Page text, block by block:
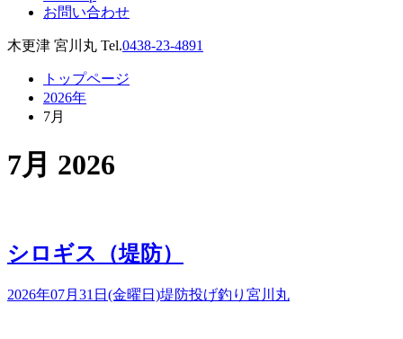
お問い合わせ
木更津 宮川丸 Tel.0438-23-4891
トップページ
2026年
7月
7月 2026
シロギス（堤防）
2026年07月31日(金曜日)堤防投げ釣り 宮川丸